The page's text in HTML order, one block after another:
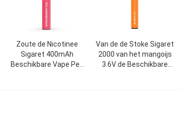
Zoute de Nicotinee
Sigaret 400mAh
Beschikbare Vape Pen
Van de de Stoke Sigaret
2000 van het mangoijs
3.6V de Beschikbare